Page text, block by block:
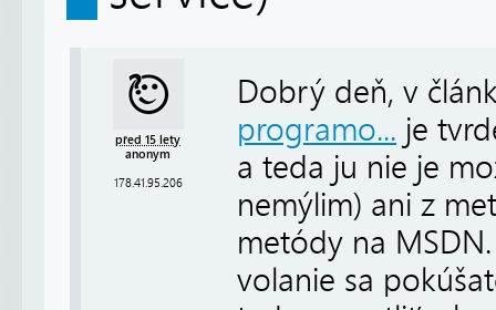
před 15 lety
anonym
178.41.95.206
Dobrý deň, v
programo... je
a teda ju nie je
nemýlim) ani z
metódy na
volanie sa